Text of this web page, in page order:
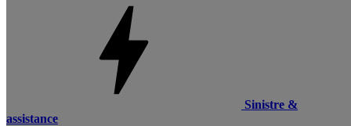
Sinistre &
assistance